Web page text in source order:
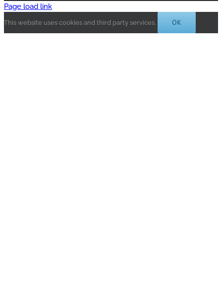
Page load link
This website uses cookies and third party services. OK